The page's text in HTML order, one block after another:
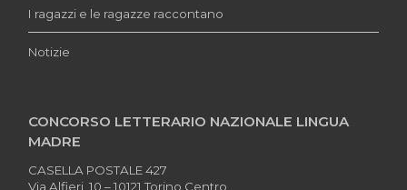
I ragazzi e le ragazze raccontano
Notizie
CONCORSO LETTERARIO NAZIONALE LINGUA
MADRE
CASELLA POSTALE 427
Via Alfieri, 10 – 10121 Torino Centro